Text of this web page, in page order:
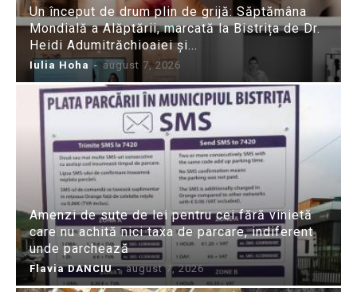
Un început de drum plin de grijă: Săptămâna
Mondială a Alăptării, marcată la Bistrița de Dr.
Heidi Adumitrăchioaiei și...
Iulia Hoha - august 7, 2026
Amenzi de sute de lei pentru cei fără vinietă
care nu achită nici taxa de parcare, indiferent
unde parchează
Flavia DANCIU - august 7, 2026